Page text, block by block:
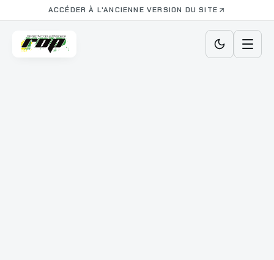
ACCÉDER À L'ANCIENNE VERSION DU SITE